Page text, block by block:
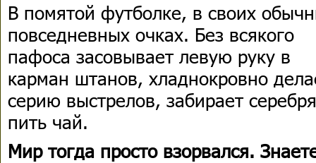
В помятой футболке, в своих
повседневных очках. Без всякого
пафоса засовывает левую руку в
карман штанов, хладнокровно
серию выстрелов, забирает
пить чай.
Мир тогда просто взорвался.